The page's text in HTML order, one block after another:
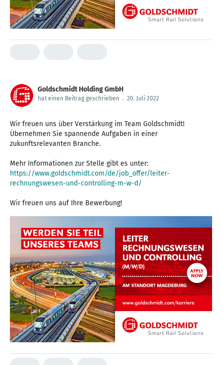
Goldschmidt Holding GmbH
hat einen Beitrag geschrieben . 20. Juli 2022
Wir freuen uns über Verstärkung im Team Goldschmidt!
Übernehmen Sie spannende Aufgaben in einer
zukunftsrelevanten Branche.
Mehr Informationen zur Stelle gibt es unter:
https://www.goldschmidt.com/de/job_offer/leiter-
rechnungswesen-und-controlling-m-w-d/
Wir freuen uns auf Ihre Bewerbung!